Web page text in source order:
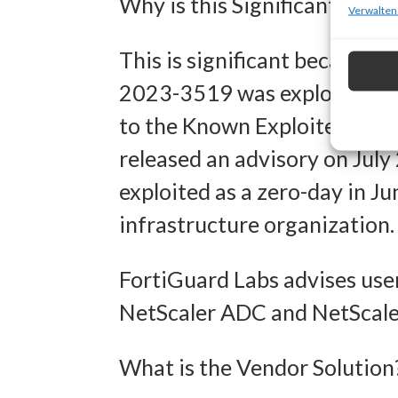
This is significant because
2023-3519 was exploited
to the Known Exploited
released an advisory on
exploited as a zero-day in
infrastructure organization.
FortiGuard Labs advises
NetScaler ADC and
What is the Vendor